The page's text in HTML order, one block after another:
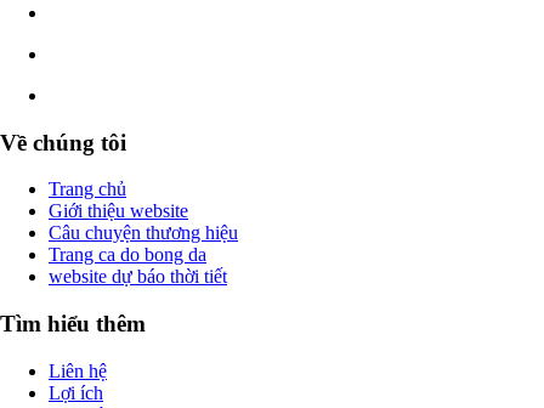
Về chúng tôi
Trang chủ
Giới thiệu website
Câu chuyện thương hiệu
Trang ca do bong da
website dự báo thời tiết
Tìm hiểu thêm
Liên hệ
Lợi ích